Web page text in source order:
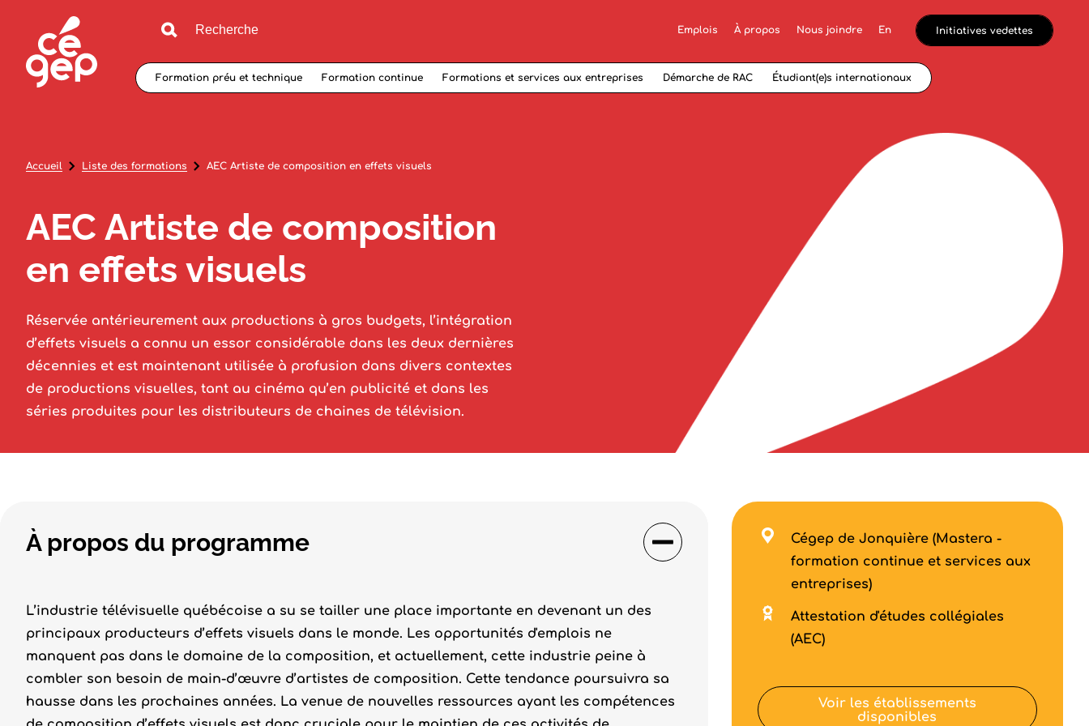
Emplois À propos Nous joindre En Initiatives vedettes
Formation préu et technique Formation continue Formations et services aux entreprises Démarche de RAC Étudiant(e)s internationaux
Accueil Liste des formations AEC Artiste de composition en effets visuels
AEC Artiste de composition
en effets visuels
Réservée antérieurement aux productions à gros budgets, l’intégration
d’effets visuels a connu un essor considérable dans les deux dernières
décennies et est maintenant utilisée à profusion dans divers contextes
de productions visuelles, tant au cinéma qu’en publicité et dans les
séries produites pour les distributeurs de chaines de télévision.
À propos du programme
L’industrie télévisuelle québécoise a su se tailler une place importante en devenant un des
principaux producteurs d’effets visuels dans le monde. Les opportunités d'emplois ne
manquent pas dans le domaine de la composition, et actuellement, cette industrie peine à
combler son besoin de main-d’œuvre d’artistes de composition. Cette tendance poursuivra sa
hausse dans les prochaines années. La venue de nouvelles ressources ayant les compétences
Cégep de Jonquière (Mastera -
formation continue et services aux
entreprises)
Attestation d'études collégiales
(AEC)
Voir les établissements
disponibles